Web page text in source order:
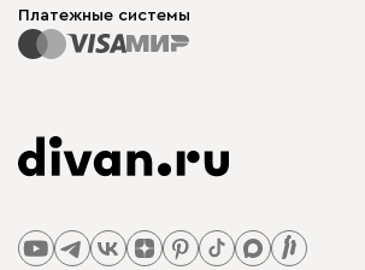
Платежные системы